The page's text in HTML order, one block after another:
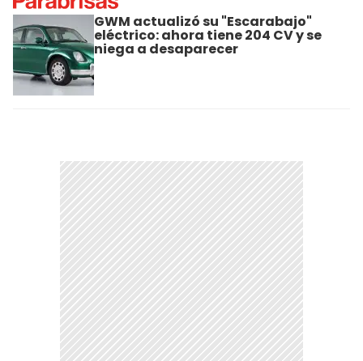
GWM actualizó su "Escarabajo"
eléctrico: ahora tiene 204 CV y se
niega a desaparecer